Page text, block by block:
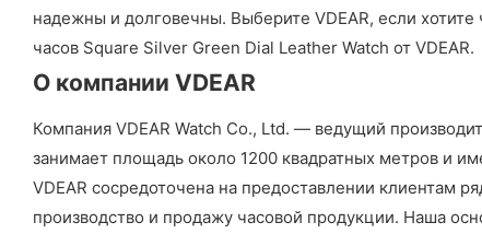
надежны и долговечны. Выберите VDEAR, если
часов Square Silver Green Dial Leather Watch от VDEAR.
О компании VDEAR
Компания VDEAR Watch Co., Ltd. — ведущий
занимает площадь около 1200 квадратных метров и
VDEAR сосредоточена на предоставлении клиентам
производство и продажу часовой продукции. Наша